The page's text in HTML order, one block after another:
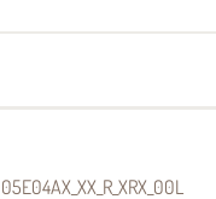
05E04AX_XX_R_XRX_00L